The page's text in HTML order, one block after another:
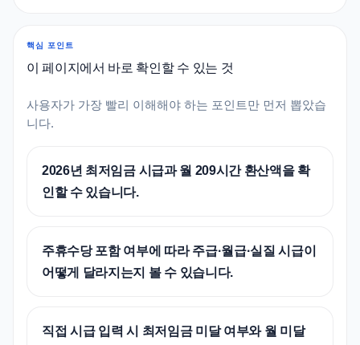
핵심 포인트
이 페이지에서 바로 확인할 수 있는 것
사용자가 가장 빨리 이해해야 하는 포인트만 먼저 뽑았습
니다.
2026년 최저임금 시급과 월 209시간 환산액을 확
인할 수 있습니다.
주휴수당 포함 여부에 따라 주급·월급·실질 시급이
어떻게 달라지는지 볼 수 있습니다.
직접 시급 입력 시 최저임금 미달 여부와 월 미달